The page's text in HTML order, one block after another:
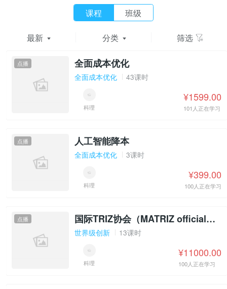
课程 班级
最新 分类 筛选
点播 全面成本优化
全面成本优化 43课时
科理
¥1599.00
101人正在学习
点播 人工智能降本
全面成本优化 3课时
科理
¥399.00
100人正在学习
点播 国际TRIZ协会（MATRIZ official）二级认证
世界级创新 13课时
科理
¥11000.00
100人正在学习